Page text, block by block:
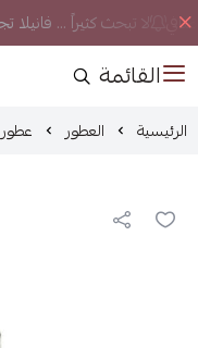
لا تبحث كثيراً ...
القائمة
الرئيسية العطور